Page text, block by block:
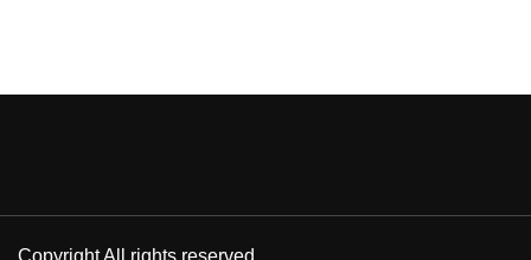
Copyright All rights reserved